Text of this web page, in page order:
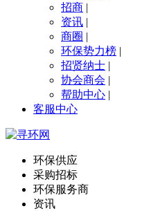
招商 |
资讯 |
商圈 |
环保势力榜 |
招贤纳士 |
协会商会 |
帮助中心 |
客服中心
环保供应
采购招标
环保服务商
资讯